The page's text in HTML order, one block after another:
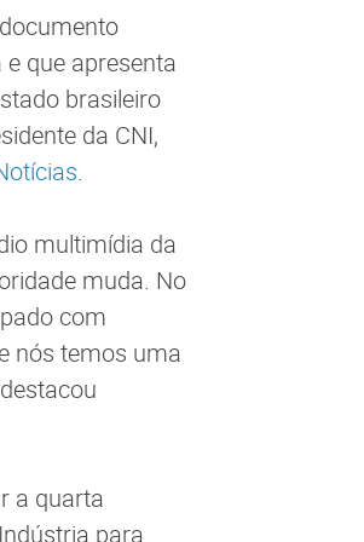
que apresenta
brasileiro
da CNI,
.
multimídia da
muda. No
com
nós temos uma
a quarta
para